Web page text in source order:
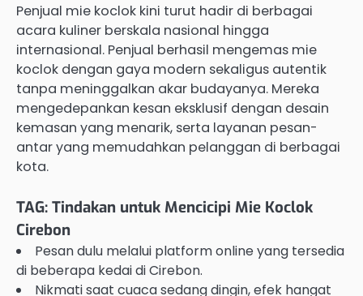
Penjual mie koclok kini turut hadir di berbagai
acara kuliner berskala nasional hingga
internasional. Penjual berhasil mengemas mie
koclok dengan gaya modern sekaligus autentik
tanpa meninggalkan akar budayanya. Mereka
mengedepankan kesan eksklusif dengan desain
kemasan yang menarik, serta layanan pesan-
antar yang memudahkan pelanggan di berbagai
kota.
TAG: Tindakan untuk Mencicipi Mie Koclok
Cirebon
Pesan dulu melalui platform online yang tersedia
di beberapa kedai di Cirebon.
Nikmati saat cuaca sedang dingin, efek hangat